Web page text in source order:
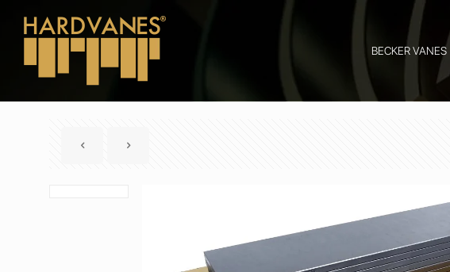
BECKER VANES